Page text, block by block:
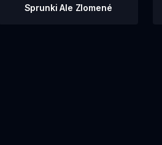
Sprunki Ale Zlomené